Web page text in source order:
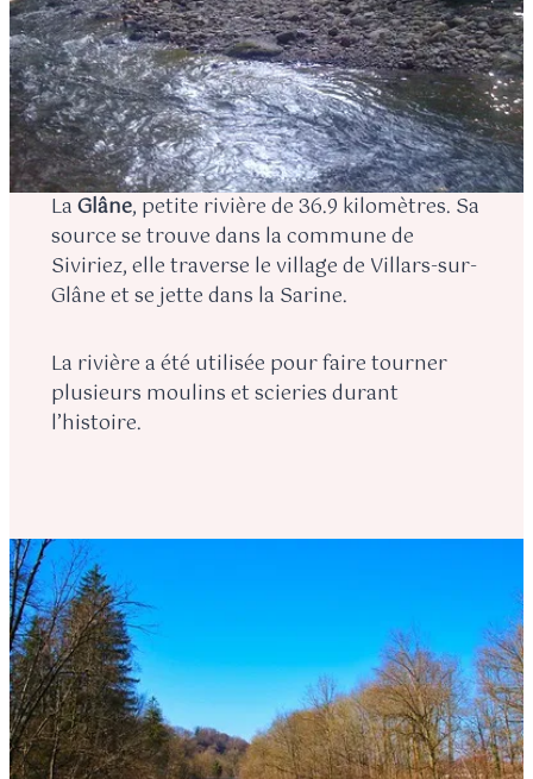
LaGlâne, petite rivière de 36.9 kilomètres. Sa
source se trouve dans la commune de
Siviriez, elle traverse le village de Villars-sur-
Glâne et se jette dans la Sarine.
La rivière a été utilisée pour faire tourner
plusieurs moulins et scieries durant
l’histoire.